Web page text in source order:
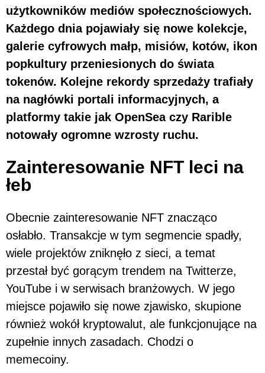
użytkowników mediów społecznościowych.
Każdego dnia pojawiały się nowe kolekcje,
galerie cyfrowych małp, misiów, kotów, ikon
popkultury przeniesionych do świata
tokenów. Kolejne rekordy sprzedaży trafiały
na nagłówki portali informacyjnych, a
platformy takie jak OpenSea czy Rarible
notowały ogromne wzrosty ruchu.
Zainteresowanie NFT leci na
łeb
Obecnie zainteresowanie NFT znacząco
osłabło. Transakcje w tym segmencie spadły,
wiele projektów zniknęło z sieci, a temat
przestał być gorącym trendem na Twitterze,
YouTube i w serwisach branżowych. W jego
miejsce pojawiło się nowe zjawisko, skupione
również wokół kryptowalut, ale funkcjonujące na
zupełnie innych zasadach. Chodzi o
memecoiny.